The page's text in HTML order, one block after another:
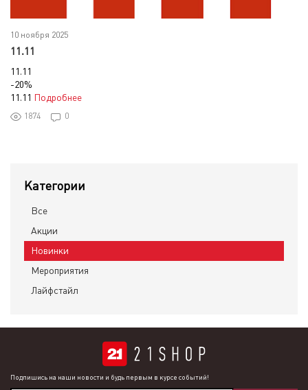
10 ноября 2025
11.11
11.11
-20%
11.11 Подробнее
1874 0
Категории
Все
Акции
Новинки
Мероприятия
Лайфстайл
Подпишись на наши новости и будь первым в курсе событий!